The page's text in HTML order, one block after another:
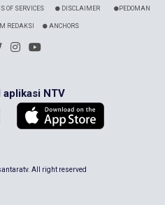
OF SERVICES DISCLAIMER PEDOMAN
REDAKSI ANCHORS
aplikasi NTV
All right reserved